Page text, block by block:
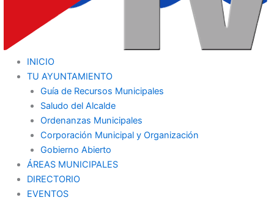
INICIO
TU AYUNTAMIENTO
Guía de Recursos Municipales
Saludo del Alcalde
Ordenanzas Municipales
Corporación Municipal y Organización
Gobierno Abierto
ÁREAS MUNICIPALES
DIRECTORIO
EVENTOS